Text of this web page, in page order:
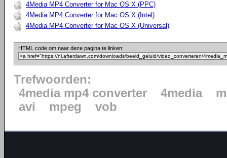
4Media MP4 Converter for Mac OS X (PPC)
4Media MP4 Converter for Mac OS X (Intel)
4Media MP4 Converter for Mac OS X (Universal)
HTML code om naar deze pagina te linken:
Trefwoorden:
4media mp4 converter
4media
avi
mpeg vob